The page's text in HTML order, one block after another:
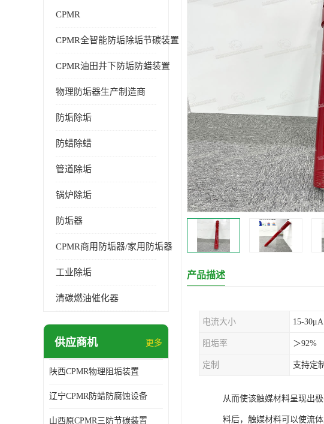
CPMR
CPMR全智能防垢除垢节碳装置
CPMR油田井下防垢防蜡装置
物理防垢器生产制造商
防垢除垢
防蜡除蜡
管道除垢
锅炉除垢
防垢器
CPMR商用防垢器/家用防垢器
工业除垢
清碳燃油催化器
供应商机 更多
陕西CPMR物理阻垢装置
辽宁CPMR防蜡防腐蚀设备
山西原CPMR三防节碳装置
产品描述
电流大小 15-30μA
阻垢率 ＞92%
定制 支持定制
从而使该触媒材料呈现出
料后，触媒材料可以使流